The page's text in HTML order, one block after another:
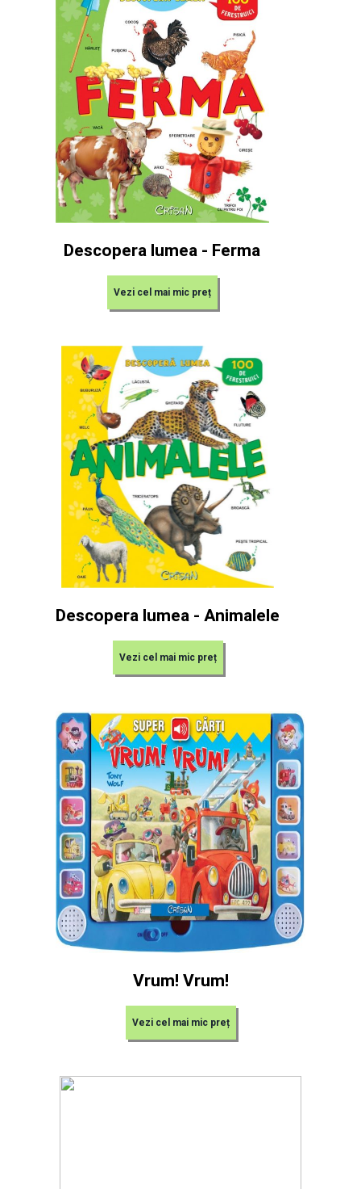
Descopera lumea - Ferma
Vezi cel mai mic preț
Descopera lumea - Animalele
Vezi cel mai mic preț
Vrum! Vrum!
Vezi cel mai mic preț